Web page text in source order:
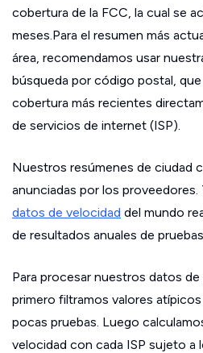
cobertura de la FCC, la cual se
meses.Para el resumen más
área, recomendamos usar
búsqueda por código postal,
cobertura más recientes
de servicios de internet (ISP).
Nuestros resúmenes de ciudad
anunciadas por los
datos de velocidad del mundo
de resultados anuales de
Para procesar nuestros datos
primero filtramos valores
pocas pruebas. Luego
velocidad con cada ISP sujeto a